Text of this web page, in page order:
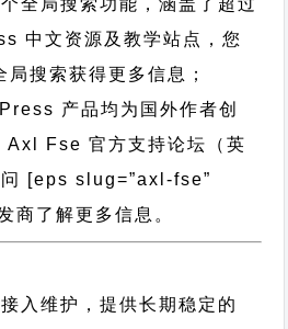
全局搜索功能，涵盖了超过
中文资源及教学站点，您
局搜索获得更多信息；
产品均为国外作者创
Axl Fse 官方支持论坛
（英
问 [eps slug=”axl-fse”
商了解更多信息。
入维护，提供长期稳定的